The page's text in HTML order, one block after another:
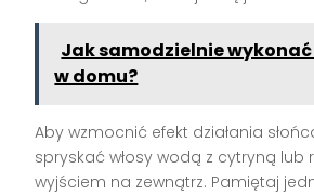
Jak samodzielnie
w domu?
Aby wzmocnić efekt działania
spryskać włosy wodą z cytryną lub
wyjściem na zewnątrz. Pamiętaj